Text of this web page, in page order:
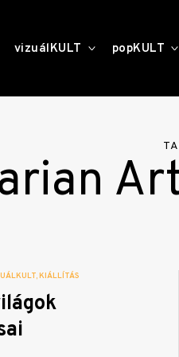
vizuálKULT toggle
child
popKULT
KIÁLLÍTÁS